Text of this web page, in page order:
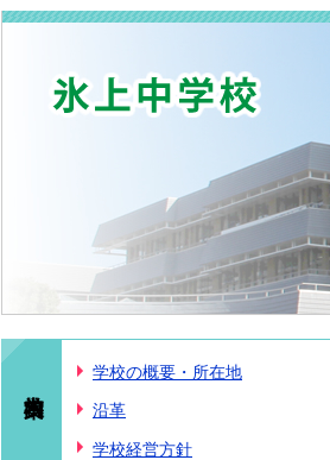
学校の概要・所在地
沿革
学校経営方針